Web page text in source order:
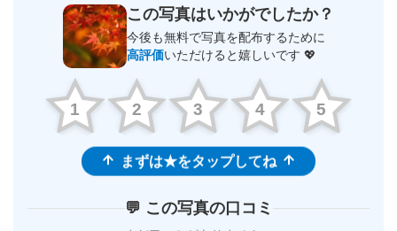
この写真はいかがでしたか？
今後も無料で写真を配布するために
高評価いただけると嬉しいです 💖
1 2 3 4 5
まずは★をタップしてね
💬 この写真の口コミ